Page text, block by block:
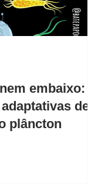
embaixo:
de
plâncton